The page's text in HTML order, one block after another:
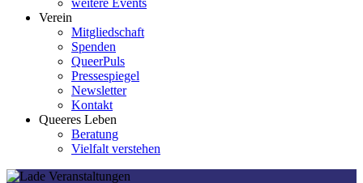
weitere Events
Verein
Mitgliedschaft
Spenden
QueerPuls
Pressespiegel
Newsletter
Kontakt
Queeres Leben
Beratung
Vielfalt verstehen